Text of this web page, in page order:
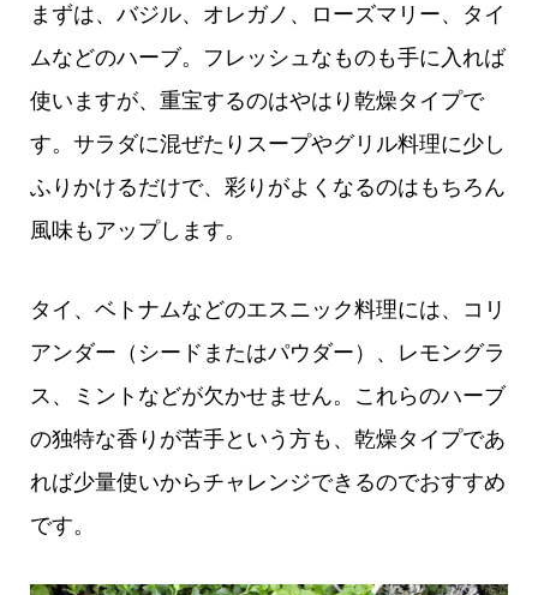
まずは、バジル、オレガノ、ローズマリー、タイ
ムなどのハーブ。フレッシュなものも手に入れば
使いますが、重宝するのはやはり乾燥タイプで
す。サラダに混ぜたりスープやグリル料理に少し
ふりかけるだけで、彩りがよくなるのはもちろん
風味もアップします。
タイ、ベトナムなどのエスニック料理には、コリ
アンダー（シードまたはパウダー）、レモングラ
ス、ミントなどが欠かせません。これらのハーブ
の独特な香りが苦手という方も、乾燥タイプであ
れば少量使いからチャレンジできるのでおすすめ
です。